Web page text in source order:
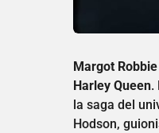
Margot Robbie
Harley Queen.
la saga del
Hodson,